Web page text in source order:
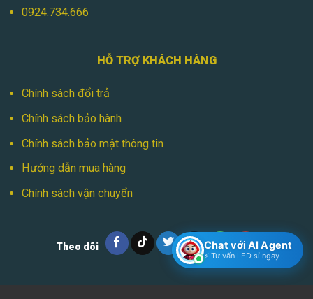
0924.734.666
HỖ TRỢ KHÁCH HÀNG
Chính sách đổi trả
Chính sách bảo hành
Chính sách bảo mật thông tin
Hướng dẫn mua hàng
Chính sách vận chuyển
Theo dõi Chat với AI Agent
⚡ Tư vấn LED sỉ ngay